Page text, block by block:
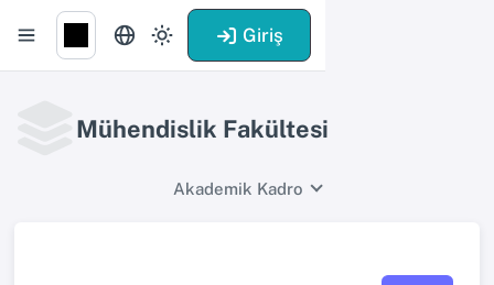
Giriş
Mühendislik Fakültesi
Akademik Kadro